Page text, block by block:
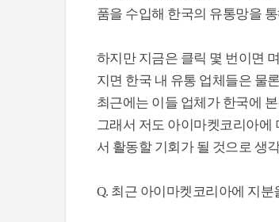
품을 수입해 한국의 유통망을
하지만 지금은 클릭 몇 번이면
지면 한국 내 유통 업체들은 물
최근에는 이들 업체가 한국에
그래서 저도 아이마켓코리아에
서 활동할 기회가 될 것으로 생
Q. 최근 아이마켓코리아에 지